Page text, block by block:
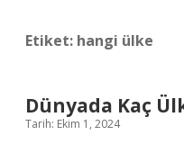
Etiket: hangi ülke
Dünyada Kaç
Tarih: Ekim 1, 2024